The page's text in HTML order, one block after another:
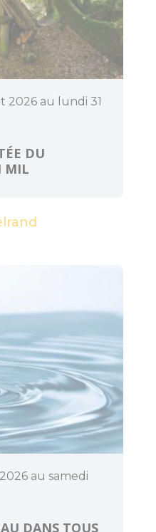
BOUGER
Randonnée, trail,
VTT, balade à
Sorties en famille
Les jeux de
l'Office de
Tourisme
Le Train
touristique
Location de vélos
2026 au lundi 31
DU
MIL
au samedi
DANS TOUS